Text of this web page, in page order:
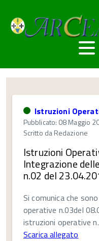
Istruzioni
Pubblicato: 08 Maggio
Scritto daRedazione
Istruzioni
Integrazione
n.02 del
Si comunica che
operative n.03del
istruzioni operative
Scarica allegato